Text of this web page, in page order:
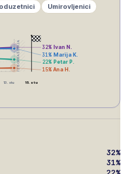
Umirovljenici
IZBORNA ŠUTNJA 32% Ivan N.
31% Marija K.
22% Petar P.
15% Ana H.
13. stu 15. stu
32%
31%